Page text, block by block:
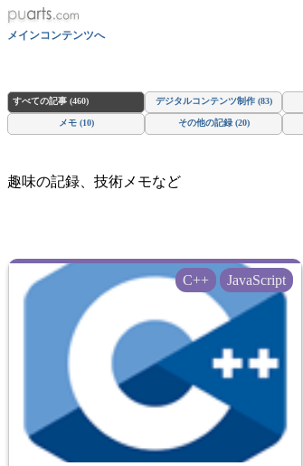
メインコンテンツへ
すべての記事 (460) デジタルコンテンツ制作 (83)
メモ (10) その他の記録 (20)
趣味の記録、技術メモなど
C++ JavaScript